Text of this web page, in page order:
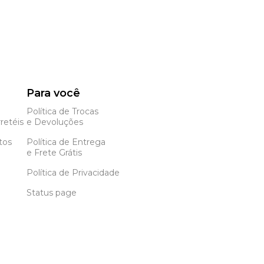
Para você
Política de Trocas
e Devoluções
Política de Entrega
e Frete Grátis
Política de Privacidade
Status page